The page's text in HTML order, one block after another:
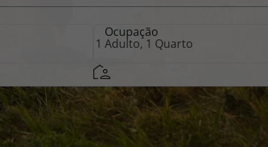
facilidade na marcação
dispor o nosso call
10:00 às 20:00 e Sábado
Ocupação